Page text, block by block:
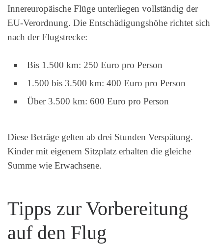
Innereuropäische Flüge unterliegen vollständig der
EU-Verordnung. Die Entschädigungshöhe richtet sich
nach der Flugstrecke:
Bis 1.500 km: 250 Euro pro Person
1.500 bis 3.500 km: 400 Euro pro Person
Über 3.500 km: 600 Euro pro Person
Diese Beträge gelten ab drei Stunden Verspätung.
Kinder mit eigenem Sitzplatz erhalten die gleiche
Summe wie Erwachsene.
Tipps zur Vorbereitung
auf den Flug